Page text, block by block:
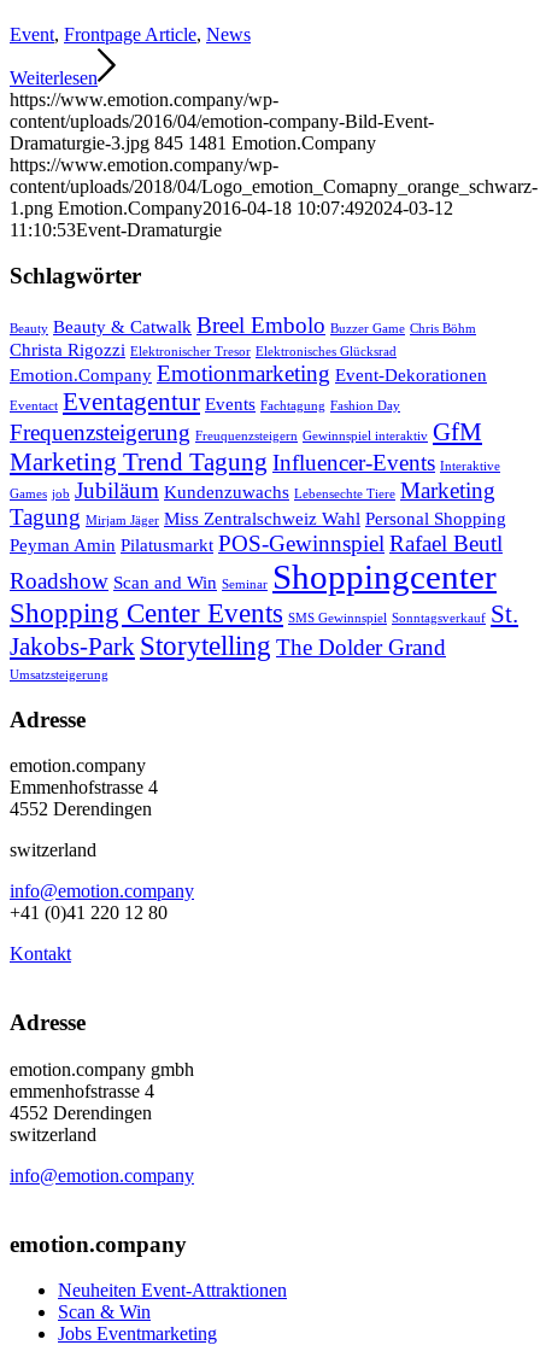
Event, Frontpage Article, News
Weiterlesen
https://www.emotion.company/wp-
content/uploads/2016/04/emotion-company-Bild-Event-
Dramaturgie-3.jpg 845 1481 Emotion.Company
https://www.emotion.company/wp-
content/uploads/2018/04/Logo_emotion_Comapny_orange_schwarz-
1.png Emotion.Company2016-04-18 10:07:492024-03-12
11:10:53Event-Dramaturgie
Schlagwörter
Beauty Beauty & Catwalk Breel Embolo Buzzer Game Chris Böhm
Christa Rigozzi Elektronischer Tresor Elektronisches Glücksrad
Emotion.Company Emotionmarketing Event-Dekorationen
Eventact Eventagentur Events Fachtagung Fashion Day
Frequenzsteigerung Freuquenzsteigern Gewinnspiel interaktiv GfM
Marketing Trend Tagung Influencer-Events Interaktive
Games job Jubiläum Kundenzuwachs Lebensechte Tiere Marketing
Tagung Mirjam Jäger Miss Zentralschweiz Wahl Personal Shopping
Peyman Amin Pilatusmarkt POS-Gewinnspiel Rafael Beutl
Roadshow Scan and Win Seminar Shoppingcenter
Shopping Center Events SMS Gewinnspiel Sonntagsverkauf St.
Jakobs-Park Storytelling The Dolder Grand
Umsatzsteigerung
Adresse
emotion.company
Emmenhofstrasse 4
4552 Derendingen
switzerland
info@emotion.company
+41 (0)41 220 12 80
Kontakt
Adresse
emotion.company gmbh
emmenhofstrasse 4
4552 Derendingen
switzerland
info@emotion.company
emotion.company
Neuheiten Event-Attraktionen
Scan & Win
Jobs Eventmarketing